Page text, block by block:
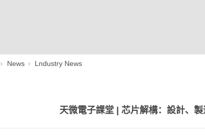
News Lndustry News
天微電子課堂 | 芯片解構：設計、